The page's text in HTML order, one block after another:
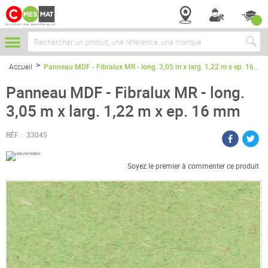
Chercher
Accueil Panneau MDF - Fibralux MR - long. 3,05 m x larg. 1,22 m x ep. 16 mm
Panneau MDF - Fibralux MR - long.
3,05 m x larg. 1,22 m x ep. 16 mm
RÉF : 33045
Soyez le premier à commenter ce produit
Passer
de
d’images